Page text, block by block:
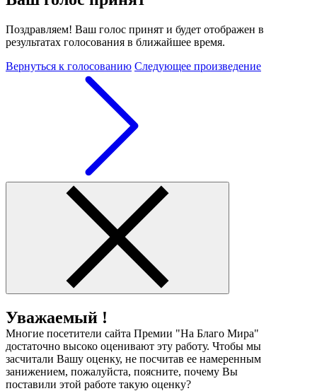
Поздравляем! Ваш голос принят и будет отображен в
результатах голосования в ближайшее время.
Вернуться к голосованию Следующее произведение
Уважаемый !
Многие посетители сайта Премии "На Благо Мира"
достаточно высоко оценивают эту работу. Чтобы мы
засчитали Вашу оценку, не посчитав ее намеренным
занижением, пожалуйста, поясните, почему Вы
поставили этой работе такую оценку?